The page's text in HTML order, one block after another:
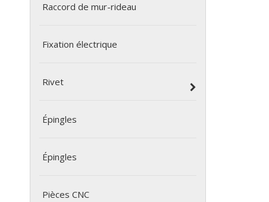
Raccord de mur-rideau
Fixation électrique
Rivet
Épingles
Épingles
Pièces CNC